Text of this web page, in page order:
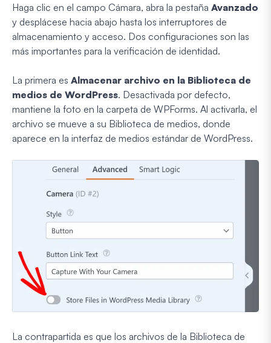
Haga clic en el campo Cámara, abra la pestaña Avanzado
y desplácese hacia abajo hasta los interruptores de
almacenamiento y acceso. Dos configuraciones son las
más importantes para la verificación de identidad.
La primera es Almacenar archivo en la Biblioteca de
medios de WordPress. Desactivada por defecto,
mantiene la foto en la carpeta de WPForms. Al activarla, el
archivo se mueve a su Biblioteca de medios, donde
aparece en la interfaz de medios estándar de WordPress.
La contrapartida es que los archivos de la Biblioteca de